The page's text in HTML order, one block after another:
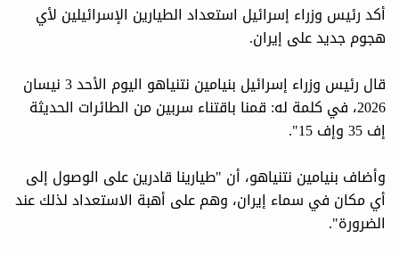
أكد رئيس وزراء إسرائيل استعداد الطيارين الإسرائيلين لأي
هجوم جديد على إيران.
قال رئيس وزراء إسرائيل بنيامين نتنياهو اليوم الأحد 3 نيسان
2026، في كلمة له: قمنا باقتناء سربين من الطائرات الحديثة
إف 35 وإف 15".
وأضاف بنيامين نتنياهو، أن "طيارينا قادرين على الوصول إلى
أي مكان في سماء إيران، وهم على أهبة الاستعداد لذلك عند
الضرورة".